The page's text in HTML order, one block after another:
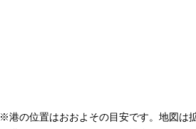
※港の位置はおおよその目安です。地図は